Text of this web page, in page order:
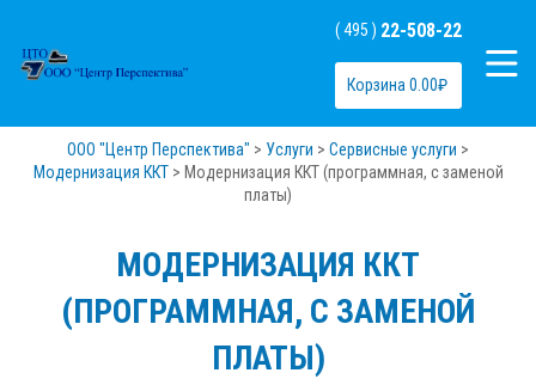
( 495 ) 22-508-22
Корзина 0.00₽
ООО "Центр Перспектива" > Услуги > Сервисные услуги >
Модернизация ККТ> Модернизация ККТ (программная, с заменой
платы)
МОДЕРНИЗАЦИЯ ККТ
(ПРОГРАММНАЯ, С ЗАМЕНОЙ
ПЛАТЫ)